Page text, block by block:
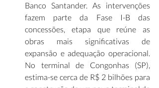
Banco Santander. As intervenções
fazem parte da Fase I-B das
concessões, etapa que reúne as
obras mais significativas de
expansão e adequação operacional.
No terminal de Congonhas (SP),
estima-se cerca de R$ 2 bilhões para